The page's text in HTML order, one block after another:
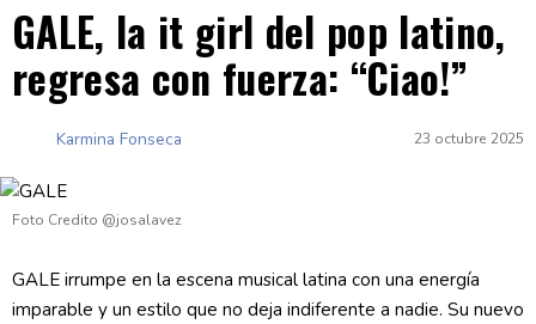
GALE, la it girl del pop latino,
regresa con fuerza: “Ciao!”
Karmina Fonseca 23 octubre 2025
Foto Credito @josalavez
GALE irrumpe en la escena musical latina con una energía
imparable y un estilo que no deja indiferente a nadie. Su nuevo